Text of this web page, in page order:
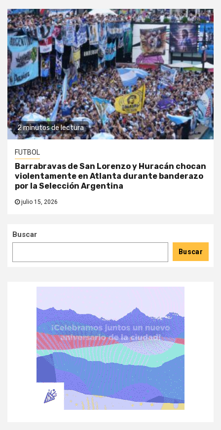
2 minutos de lectura
FUTBOL
Barrabravas de San Lorenzo y Huracán chocan
violentamente en Atlanta durante banderazo
por la Selección Argentina
julio 15, 2026
Buscar
Buscar